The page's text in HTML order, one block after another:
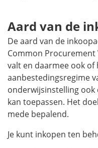
Aard van de
De aard van de
Common Procurement
valt en daarmee ook
aanbestedingsregime
onderwijsinstelling
kan toepassen. Het
mede bepalend.
Je kunt inkopen ten